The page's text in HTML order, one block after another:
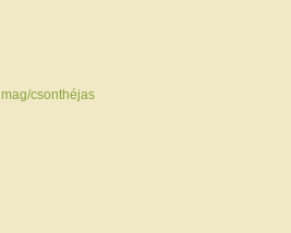
mag/csonthéjas